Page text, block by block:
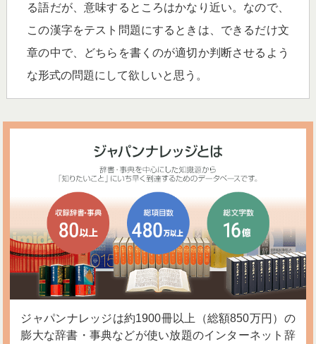
る語だが、意味するところはかなり近い。なので、
この漢字をテスト問題にするときは、できるだけ文
章の中で、どちらを書くのが適切か判断させるよう
な形式の問題にして欲しいと思う。
ジャパンナレッジは約1900冊以上（総額850万円）の
膨大な辞書・事典などが使い放題のインターネット辞